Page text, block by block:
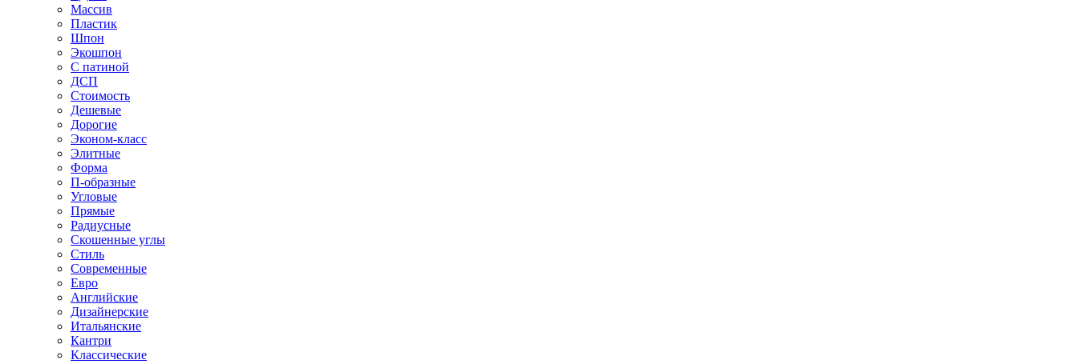
Массив
Пластик
Шпон
Экошпон
С патиной
ДСП
Стоимость
Дешевые
Дорогие
Эконом-класс
Элитные
Форма
П-образные
Угловые
Прямые
Радиусные
Скошенные углы
Стиль
Современные
Евро
Английские
Дизайнерские
Итальянские
Кантри
Классические